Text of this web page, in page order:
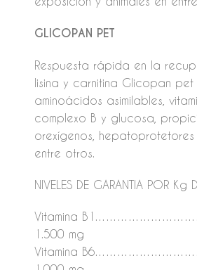
GLICOPAN PET
Respuesta rápida en la
lisina y carnitina Glicopan
aminoácidos asimilables,
complexo B y glucosa,
orexígenos,
entre otros.
NIVELES DE GARANTIA POR Kg
Vitamina
1.500 mg
Vitamina